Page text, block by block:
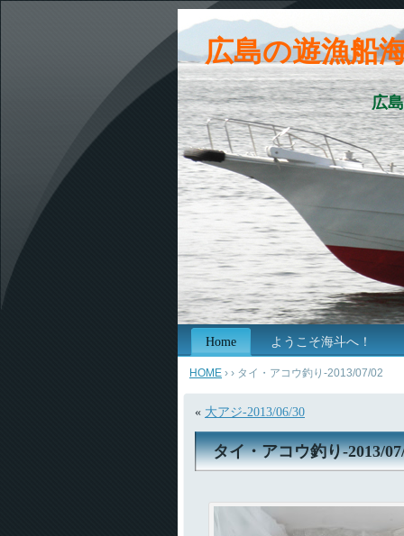
広島の遊漁船
広
Home ようこそ海斗へ！
HOME › › タイ・アコウ釣り-2013/07/02
« 大アジ-2013/06/30
タイ・アコウ釣り-2013/